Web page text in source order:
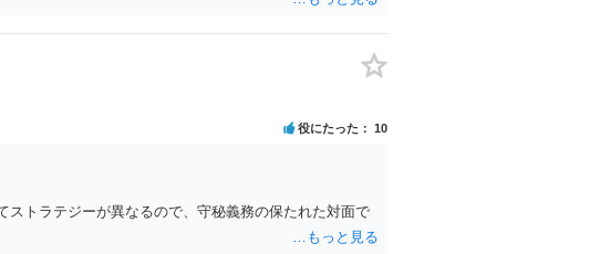
役にたった 10
トラテジーが異なるので、守秘義務の保たれた対面で